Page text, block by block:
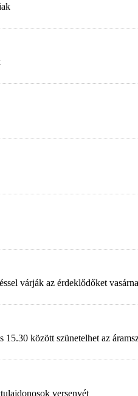
várják az érdeklődőket
között szünetelhet az
versenyét